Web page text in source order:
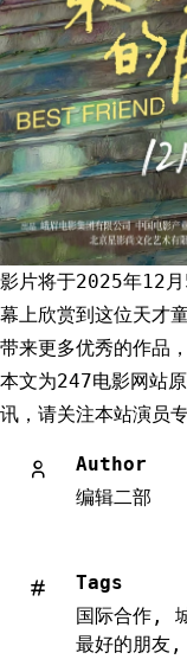
影片将于2025年12月
幕上欣赏到这位天才
带来更多优秀的作品
本文为247电影网站
讯，请关注本站演员专
Author
编辑二部
Tags
国际合作 ,
最好的朋友 ,